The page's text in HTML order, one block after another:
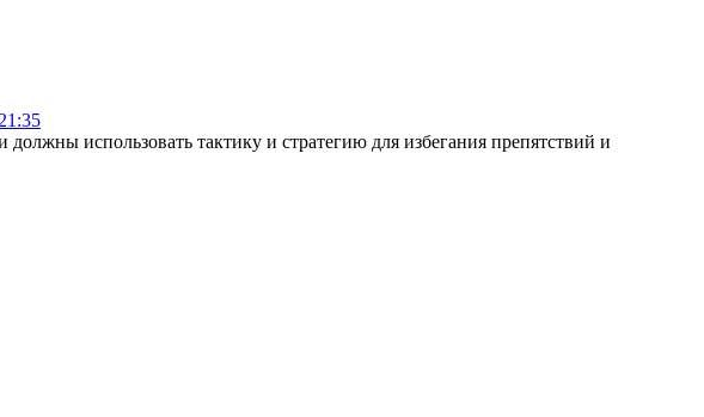
использовать тактику и стратегию для избегания препятствий и